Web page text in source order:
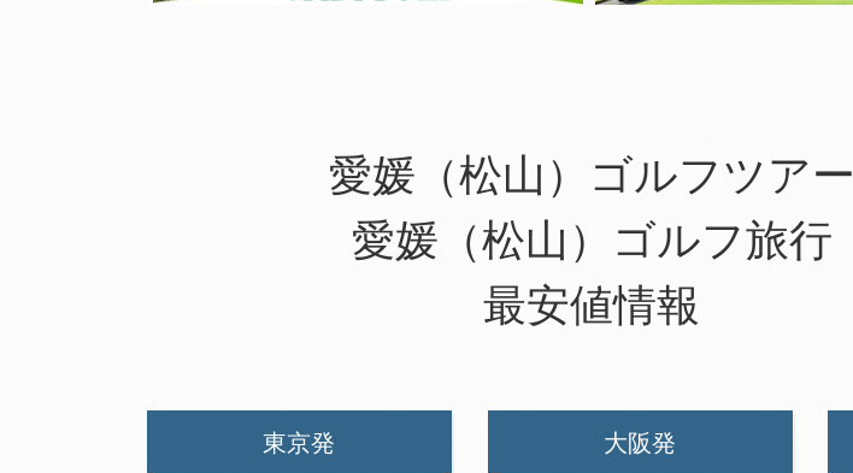
愛媛（松山）ゴルフツアー
愛媛（松山）ゴルフ旅行
最安値情報
東京発 大阪発